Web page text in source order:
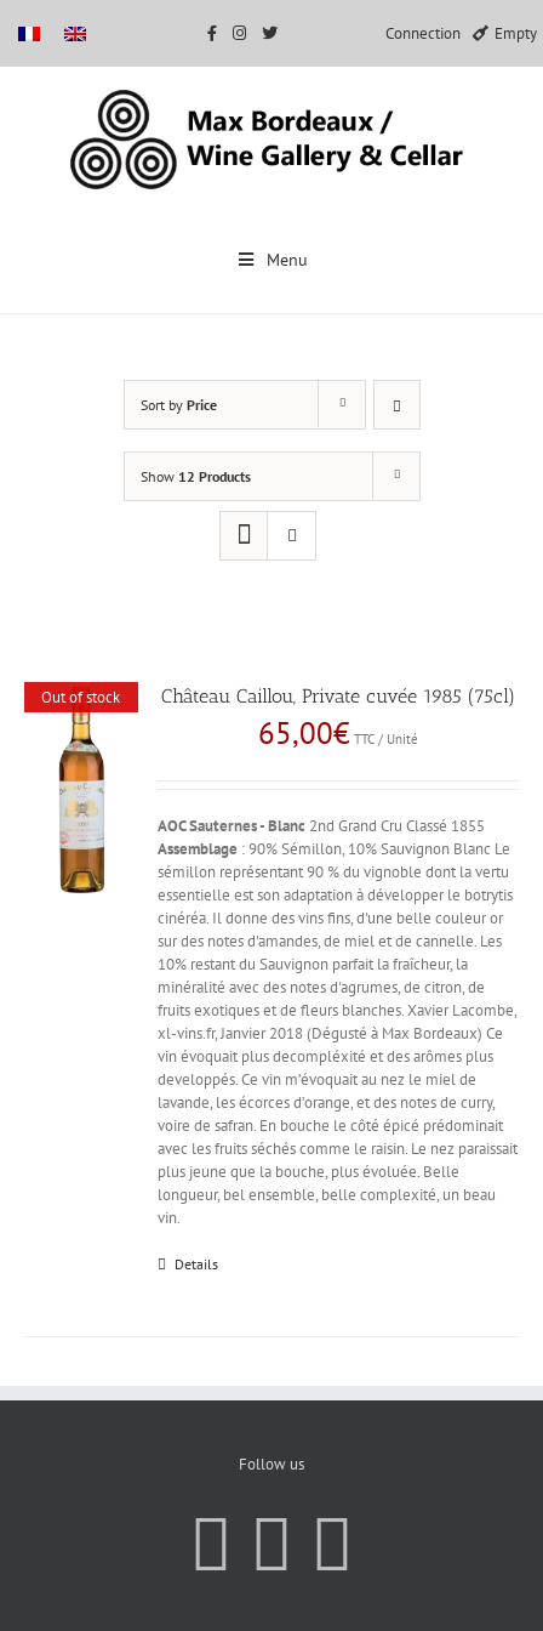
Connection Empty
Menu
Sort by Price
Show 12 Products
Out of stock Château Caillou, Private cuvée 1985 (75cl)
65,00€ TTC / Unité
AOC Sauternes - Blanc 2nd Grand Cru Classé 1855
Assemblage : 90% Sémillon, 10% Sauvignon Blanc Le
sémillon représentant 90 % du vignoble dont la vertu
essentielle est son adaptation à développer le botrytis
cinéréa. Il donne des vins fins, d'une belle couleur or
sur des notes d'amandes, de miel et de cannelle. Les
10% restant du Sauvignon parfait la fraîcheur, la
minéralité avec des notes d'agrumes, de citron, de
fruits exotiques et de fleurs blanches. Xavier Lacombe,
xl-vins.fr, Janvier 2018 (Dégusté à Max Bordeaux) Ce
vin évoquait plus decompléxité et des arômes plus
developpés. Ce vin m’évoquait au nez le miel de
lavande, les écorces d’orange, et des notes de curry,
voire de safran. En bouche le côté épicé prédominait
avec les fruits séchés comme le raisin. Le nez paraissait
plus jeune que la bouche, plus évoluée. Belle
longueur, bel ensemble, belle complexité, un beau
vin.
Details
Follow us